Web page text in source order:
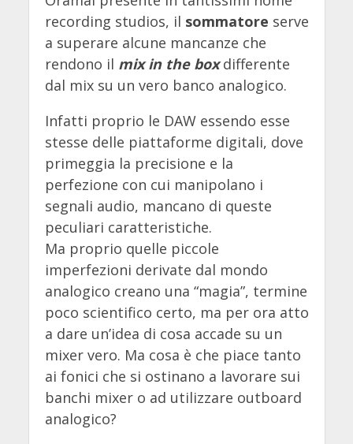
recording studios, il sommatore serve
a superare alcune mancanze che
rendono il mix in the boxdifferente
dal mix su un vero banco analogico.
Infatti proprio le DAW essendo esse
stesse delle piattaforme digitali, dove
primeggia la precisione e la
perfezione con cui manipolano i
segnali audio, mancano di queste
peculiari caratteristiche.
Ma proprio quelle piccole
imperfezioni derivate dal mondo
analogico creano una “magia”, termine
poco scientifico certo, ma per ora atto
a dare un’idea di cosa accade su un
mixer vero. Ma cosa è che piace tanto
ai fonici che si ostinano a lavorare sui
banchi mixer o ad utilizzare outboard
analogico?